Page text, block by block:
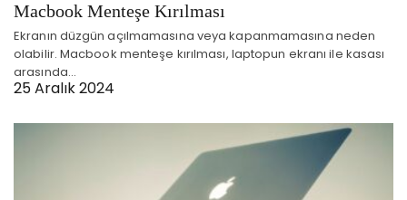
Macbook Menteşe Kırılması
Ekranın düzgün açılmamasına veya kapanmamasına neden
olabilir. Macbook menteşe kırılması, laptopun ekranı ile kasası
arasında…
25 Aralık 2024